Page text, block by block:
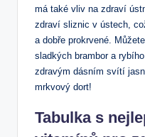
má také vliv na zdraví
zdraví‍ sliznic v ústech,
a ‍dobře prokrvené.
sladkých⁢ brambor a⁣
zdravým dásním svítí⁤
mrkvový dort!
Tabulka s